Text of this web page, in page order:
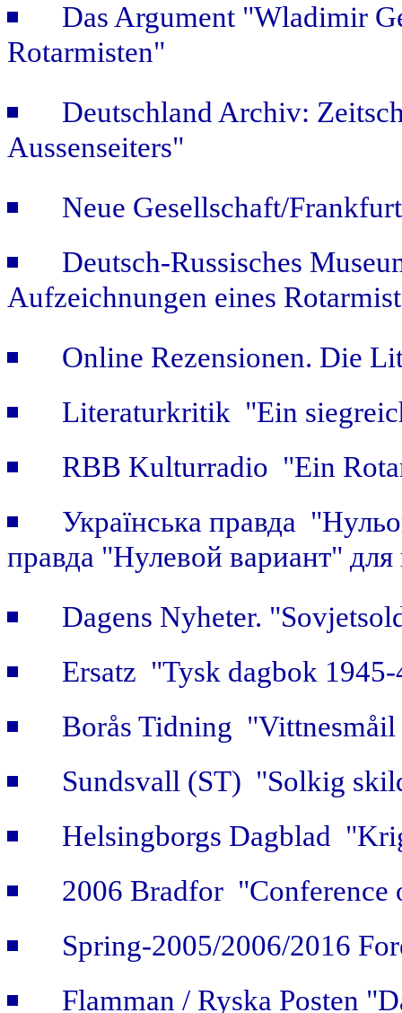
Das Argument "Wladimir
Rotarmisten"
Deutschland Archiv:
Aussenseiters"
Neue Gesellschaft/
Deutsch-Russisches
Aufzeichnungen eines
Online Rezensionen. Die
Literaturkritik "Ein
RBB Kulturradio "Ein
Українська правда
правда "Нулевой вариант"
Dagens Nyheter.
Ersatz "Tysk dagbok
Borås Tidning
Sundsvall (ST) "Solkig
Helsingborgs Dagblad
2006 Bradfor "Conference
Spring-2005/2006/2016
Flamman / Ryska Posten